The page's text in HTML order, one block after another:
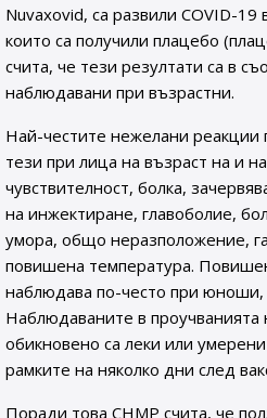
Nuvaxovid, са развили COVID-19
които са получили плацебо
счита, че тези резултати са в
наблюдавани при възрастни.
Най-честите нежелани
тези при лица на възраст на и
чувствителност, болка,
на инжектиране, главоболие,
умора, общо неразположение,
повишена температура.
наблюдава по-често при юноши,
Наблюдаваните в
обикновено са леки или
рамките на няколко дни след
Поради това CHMP счита, че